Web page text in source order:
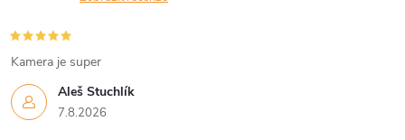
Aleš Stuchlík
7.8.2026
Kamera je super